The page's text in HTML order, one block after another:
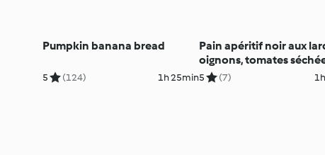
Pumpkin banana bread
5 (124) 1h 25min
Pain apéritif noir aux
oignons, tomates
béchamel
5 (7)